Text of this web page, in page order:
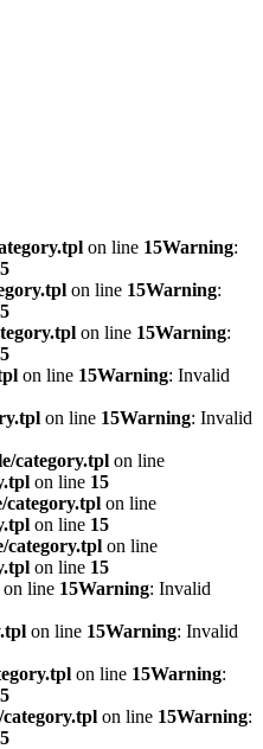
on line 15Warning:
on line 15Warning:
on line 15Warning:
on line 15Warning: Invalid
on line 15Warning: Invalid
category.tpl on line
on line 15
category.tpl on line
on line 15
category.tpl on line
on line 15
on line 15Warning: Invalid
on line 15Warning: Invalid
on line 15Warning:
on line 15Warning: